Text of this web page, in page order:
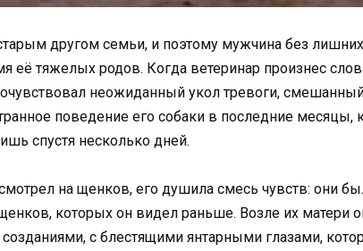
другом семьи, и поэтому мужчина без
её тяжелых родов. Когда ветеринар произнес
неожиданный укол тревоги,
поведение его собаки в последние месяцы,
спустя несколько дней.
на щенков, его душила смесь чувств: они
которых он видел раньше. Возле их матери
с блестящими янтарными глазами,